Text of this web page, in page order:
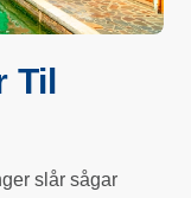
Til
slår sågar